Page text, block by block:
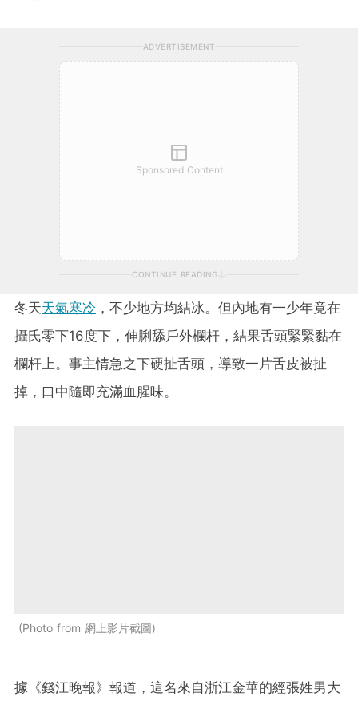
ADVERTISEMENT
Sponsored Content
CONTINUE READING
冬天天氣寒冷 ，不少地方均結冰。但內地有一少年竟在
攝氏零下16度下，伸脷舔戶外欄杆，結果舌頭緊緊黏在
欄杆上。事主情急之下硬扯舌頭，導致一片舌皮被扯
掉，口中隨即充滿血腥味。
Photo from 網上影片截圖
據《錢江晚報》報道，這名來自浙江金華的經張姓男大